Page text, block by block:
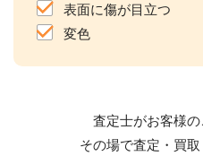
表面に傷が目立つ
変色
査定士がお客様の
その場で査定・買取